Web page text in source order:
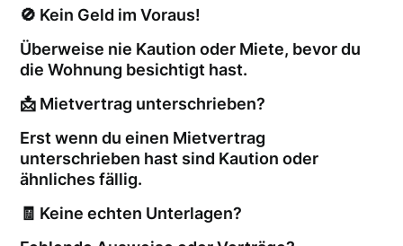
🚫 Kein Geld im Voraus!
Überweise nie Kaution oder Miete, bevor du
die Wohnung besichtigt hast.
📩 Mietvertrag unterschrieben?
Erst wenn du einen Mietvertrag
unterschrieben hast sind Kaution oder
ähnliches fällig.
🧾 Keine echten Unterlagen?